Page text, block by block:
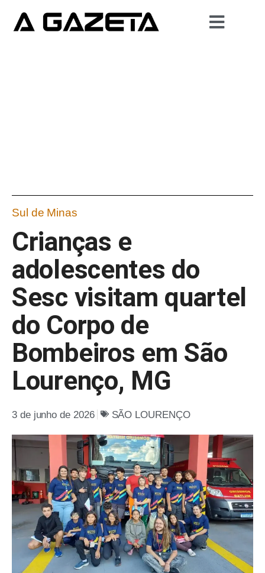
Sul de Minas
Crianças e
adolescentes do
Sesc visitam quartel
do Corpo de
Bombeiros em São
Lourenço, MG
3 de junho de 2026 SÃO LOURENÇO